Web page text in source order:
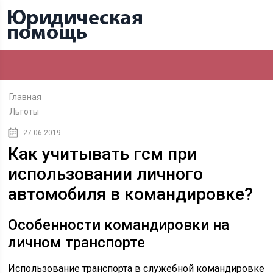
Главная
Льготы
27.06.2019
Как учитывать гсм при
использовании личного
автомобиля в командировке?
Особенности командировки на
личном транспорте
Использование транспорта в служебной командировке